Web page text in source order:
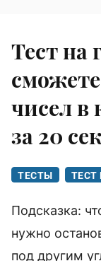
Тест на
чисел в
за 20
ТЕСТЫ ТЕСТ
Подсказка:
нужно
под другим